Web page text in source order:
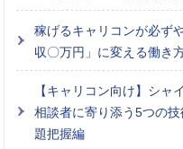
稼げるキャリコンが必ず
収〇万円」に変える働
【キャリコン向け】シャ
相談者に寄り添う5つの
題把握編